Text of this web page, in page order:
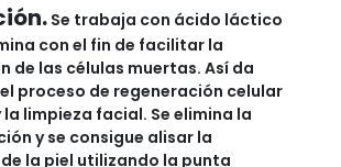
Se trabaja con ácido láctico
con el fin de facilitar la
de las células muertas. Así da
proceso de regeneración celular
la limpieza facial. Se elimina la
y se consigue alisar la
la piel utilizando la punta